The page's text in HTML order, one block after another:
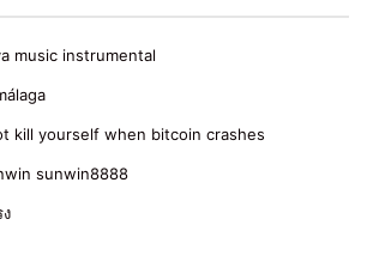
music instrumental
kill yourself when bitcoin crashes
sunwin8888